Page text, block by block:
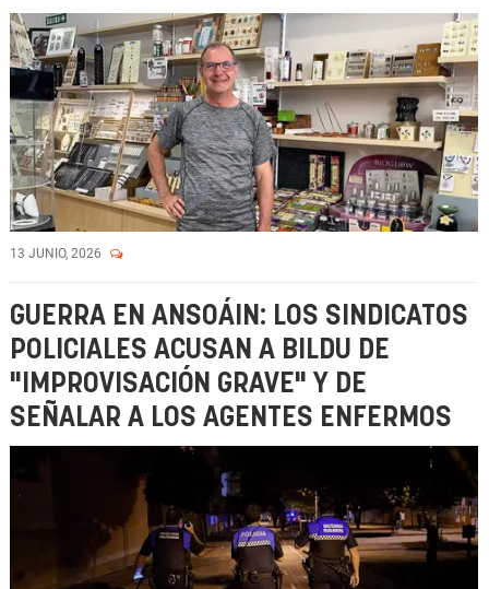
13 JUNIO, 2026
GUERRA EN ANSOÁIN: LOS SINDICATOS
POLICIALES ACUSAN A BILDU DE
"IMPROVISACIÓN GRAVE" Y DE
SEÑALAR A LOS AGENTES ENFERMOS